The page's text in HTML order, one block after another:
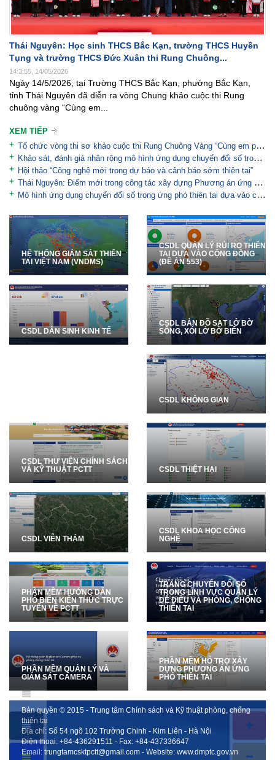
Thái Nguyên: Học sinh THCS Bắc Kạn, trường THCS Huyền
Tụng và trường THCS Đức Xuân thi Rung Chuông...
14:3:55, 14/05/2026
Ngày 14/5/2026, tại Trường THCS Bắc Kạn, phường Bắc Kạn,
tỉnh Thái Nguyên đã diễn ra vòng Chung khảo cuộc thi Rung
chuông vàng “Cùng em...
XEM TIẾP
Tổ chức vòng thi sơ khảo cuộc thi Rung Chuông Vàng “Cùng em phòng, chống thiên tai - Kiến tạo tương...
Khảo sát, đánh giá nhân rộng mô hình ứng dụng chuyển đổi số trong cảnh báo sớm, ứng phó thiên tai...
Hội thảo “Công nghệ mới trong dự báo và cảnh báo sớm thiên tai”
Thái Nguyên: Điểm mới trong công tác xây dựng Phương án ứng phó thiên tai theo hướng hiện đại và...
Mô hình ứng dụng chuyển đổi số trong ứng phó thiên tai dựa vào cộng đồng và sơ tán người dân có...
HỆ THỐNG GIÁM SÁT THIÊN
TAI VIỆT NAM (VNDMS)
CSDL QUẢN LÝ RỦI RO THIÊN
TAI DỰA VÀO CỘNG ĐỒNG
(ĐỀ ÁN 553)
CSDL DÂN SINH KINH TẾ
CSDL BẢN ĐỒ SẠT LỞ BỜ
SÔNG, XÓI LỞ BỜ BIỂN
CSDL KHÔNG GIAN
CSDL THƯ VIỆN CHÍNH SÁCH
VÀ KỸ THUẬT PCTT
CSDL THIỆT HẠI
CSDL VIỄN THÁM
CSDL KHOA HỌC CÔNG
NGHỆ
PHẦN MỀM HƯỚNG DẪN
PHỔ BIẾN KIẾN THỨC TRỰC
TUYẾN VỀ PCTT
TRANG CHUYỂN ĐỔI SỐ
TRONG LĨNH VỰC QUẢN LÝ
ĐÊ ĐIỀU VÀ PHÒNG, CHỐNG
THIÊN TAI
PHẦN MỀM QUẢN LÝ VÀ
GIÁM SÁT CAMERA
PHẦN MỀM HỖ TRỢ XÂY
DỰNG PHƯƠNG ÁN ỨNG
PHÓ THIÊN TAI
Bản quyền © 2015 - Trung tâm Chính sách và Kỹ thuật phòng, chống
thiên tai
Địa chỉ: Số 54 ngõ 102 Trường Chinh - Kim Liên - Hà Nội
Điện thoại: +84-436291511 - Fax: +84-437336647
Email: trungtamcsktpctt@gmail.com - Website: www.dmptc.gov.vn